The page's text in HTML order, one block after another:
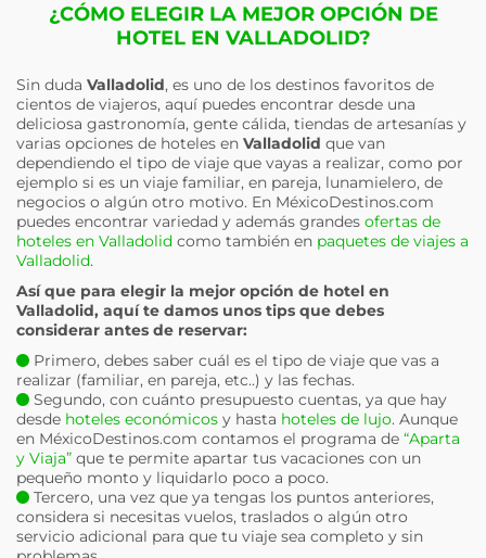
¿CÓMO ELEGIR LA MEJOR OPCIÓN DE
HOTEL EN VALLADOLID?
Sin duda Valladolid, es uno de los destinos favoritos de
cientos de viajeros, aquí puedes encontrar desde una
deliciosa gastronomía, gente cálida, tiendas de artesanías y
varias opciones de hoteles en Valladolid que van
dependiendo el tipo de viaje que vayas a realizar, como por
ejemplo si es un viaje familiar, en pareja, lunamielero, de
negocios o algún otro motivo. En MéxicoDestinos.com
puedes encontrar variedad y además grandes ofertas de
hoteles en Valladolid como también en paquetes de viajes a
Valladolid.
Así que para elegir la mejor opción de hotel en
Valladolid, aquí te damos unos tips que debes
considerar antes de reservar:
Primero, debes saber cuál es el tipo de viaje que vas a
realizar (familiar, en pareja, etc..) y las fechas.
Segundo, con cuánto presupuesto cuentas, ya que hay
desde hoteles económicos y hasta hoteles de lujo. Aunque
en MéxicoDestinos.com contamos el programa de “Aparta
y Viaja” que te permite apartar tus vacaciones con un
pequeño monto y liquidarlo poco a poco.
Tercero, una vez que ya tengas los puntos anteriores,
considera si necesitas vuelos, traslados o algún otro
servicio adicional para que tu viaje sea completo y sin